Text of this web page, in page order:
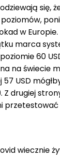
się,
w
marca
60
na świecie
USD
drugiej
wiecznie